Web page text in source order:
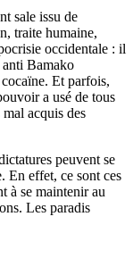
sale issu de
traite humaine,
occidentale : il
anti Bamako
Et parfois,
a usé de tous
acquis des
peuvent se
En effet, ce sont ces
à se maintenir au
Les paradis